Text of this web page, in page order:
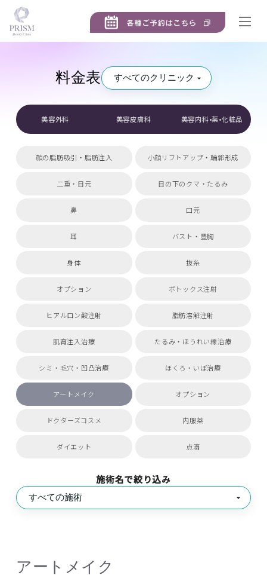
料金表クリニックを選択
美容外科 美容皮膚科 美容内科•薬•化粧品
顔の脂肪吸引・脂肪注入 小顔リフトアップ・輪郭形成
二重・目元 目の下のクマ・たるみ
鼻 口元
耳 バスト・豊胸
身体 抜糸
オプション ボトックス注射
ヒアルロン酸注射 脂肪溶解注射
肌育注入治療 たるみ・ほうれい線治療
シミ・毛穴・凹凸治療 ほくろ・いぼ治療
アートメイク オプション
ドクターズコスメ 内服薬
ダイエット 点滴
施術名で絞り込み
アートメイク